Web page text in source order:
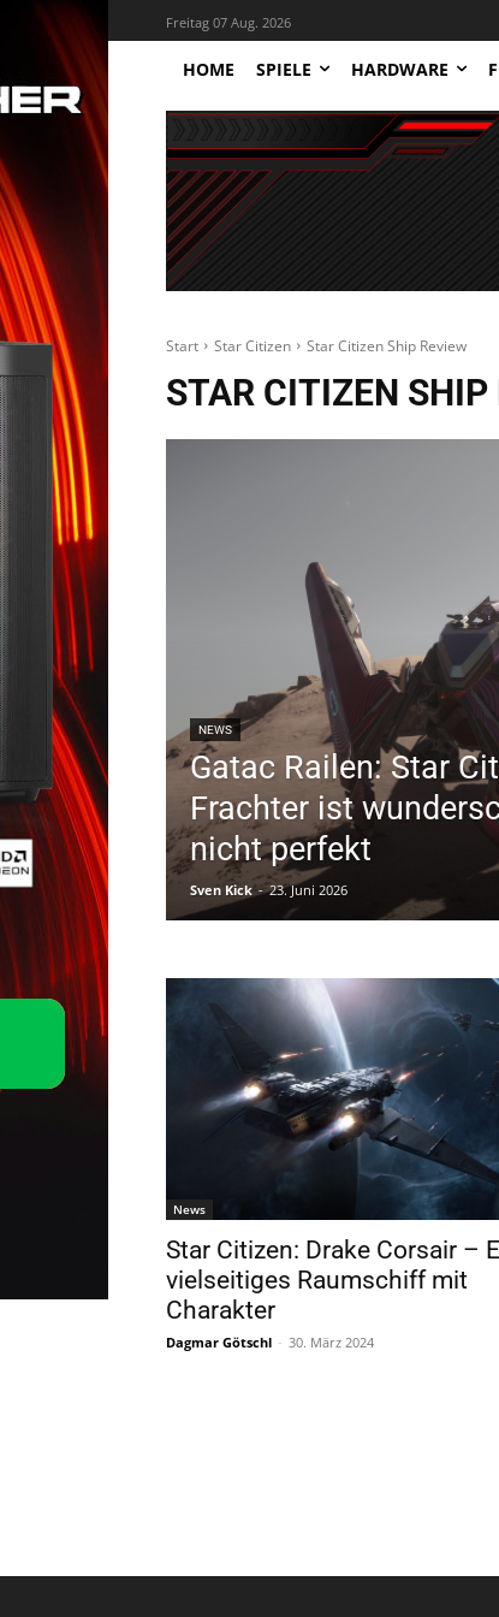
Freitag 07 Aug. 2026
HOME SPIELE HARDWARE
Start Star Citizen Star Citizen Ship Review
STAR CITIZEN SHIP
NEWS
Gatac Railen: Star
Frachter ist
nicht perfekt
Sven Kick - 23. Juni 2026
News
Star Citizen: Drake Corsair –
vielseitiges Raumschiff mit
Charakter
Dagmar Götschl - 30. März 2024